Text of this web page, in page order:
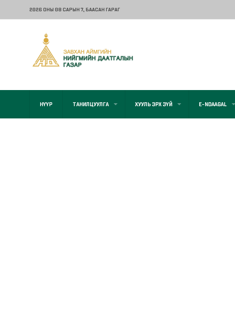
2026 ОНЫ 08 САРЫН 7, БААСАН ГАРАГ
НҮҮР ТАНИЛЦУУЛГА ХУУЛЬ ЭРХ ЗҮЙ E-NDAAGAL